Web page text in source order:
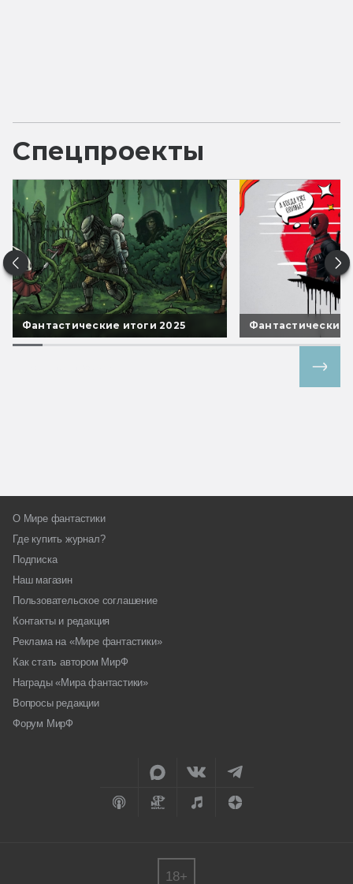
Спецпроекты
Фантастические итоги 2025 Фантастические
О Мире фантастики
Где купить журнал?
Подписка
Наш магазин
Пользовательское соглашение
Контакты и редакция
Реклама на «Мире фантастики»
Как стать автором МирФ
Награды «Мира фантастики»
Вопросы редакции
Форум МирФ
18+